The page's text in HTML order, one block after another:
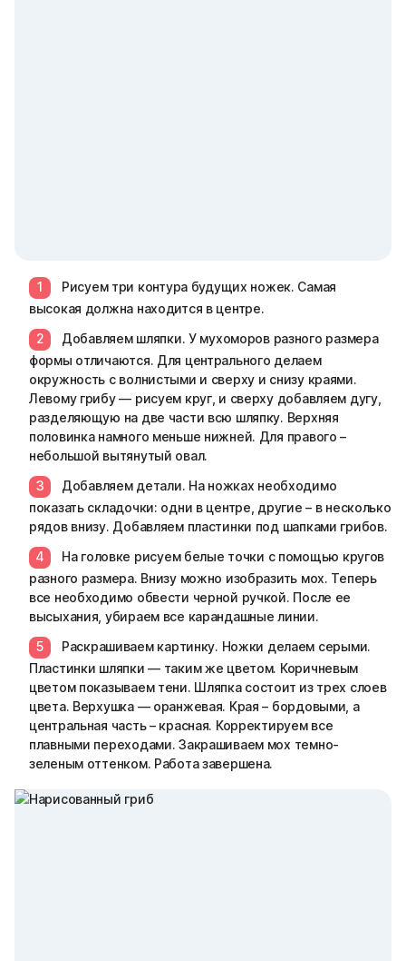
Рисуем три контура будущих ножек. Самая
высокая должна находится в центре.
Добавляем шляпки. У мухоморов разного размера
формы отличаются. Для центрального делаем
окружность с волнистыми и сверху и снизу краями.
Левому грибу — рисуем круг, и сверху добавляем дугу,
разделяющую на две части всю шляпку. Верхняя
половинка намного меньше нижней. Для правого –
небольшой вытянутый овал.
Добавляем детали. На ножках необходимо
показать складочки: одни в центре, другие – в несколько
рядов внизу. Добавляем пластинки под шапками грибов.
На головке рисуем белые точки с помощью кругов
разного размера. Внизу можно изобразить мох. Теперь
все необходимо обвести черной ручкой. После ее
высыхания, убираем все карандашные линии.
Раскрашиваем картинку. Ножки делаем серыми.
Пластинки шляпки — таким же цветом. Коричневым
цветом показываем тени. Шляпка состоит из трех слоев
цвета. Верхушка — оранжевая. Края – бордовыми, а
центральная часть – красная. Корректируем все
плавными переходами. Закрашиваем мох темно-
зеленым оттенком. Работа завершена.